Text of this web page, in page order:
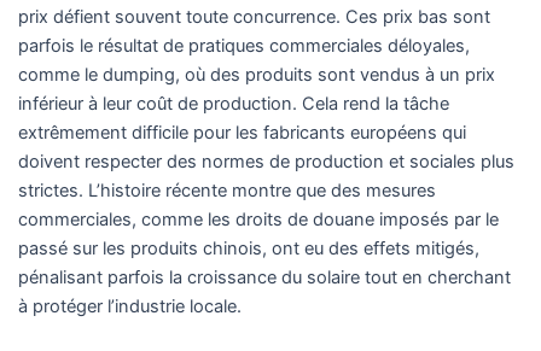
prix défient souvent toute concurrence. Ces prix bas sont
parfois le résultat de pratiques commerciales déloyales,
comme le dumping, où des produits sont vendus à un prix
inférieur à leur coût de production. Cela rend la tâche
extrêmement difficile pour les fabricants européens qui
doivent respecter des normes de production et sociales plus
strictes. L’histoire récente montre que des mesures
commerciales, comme les droits de douane imposés par le
passé sur les produits chinois, ont eu des effets mitigés,
pénalisant parfois la croissance du solaire tout en cherchant
à protéger l’industrie locale.